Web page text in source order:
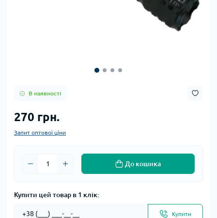
В наявності
270 грн.
Запит оптової ціни
До кошика
Купити цей товар в 1 клік:
Купити